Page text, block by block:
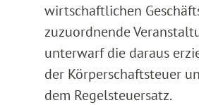
wirtschaftlichen
zuzuordnende
unterwarf die daraus
der Körperschaftsteuer
dem Regelsteuersatz.